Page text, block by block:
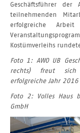
Geschäftsführer
teilnehmenden
erfolgreiche
Kostümverleihs
Foto 1: AWO UB
rechts) freut
erfolgreiche Jahr 2016
Foto 2: Volles Haus
GmbH